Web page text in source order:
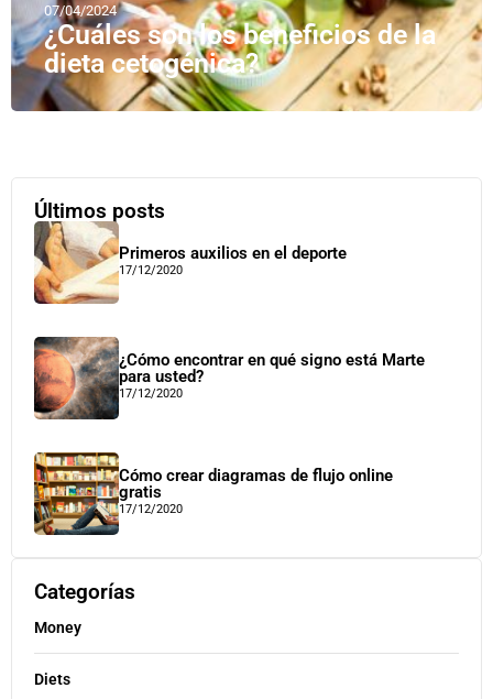
07/04/2024
¿Cuáles son los beneficios de la
dieta cetogénica?
Últimos posts
Primeros auxilios en el deporte
17/12/2020
¿Cómo encontrar en qué signo está Marte
para usted?
17/12/2020
Cómo crear diagramas de flujo online
gratis
17/12/2020
Categorías
Money
Diets